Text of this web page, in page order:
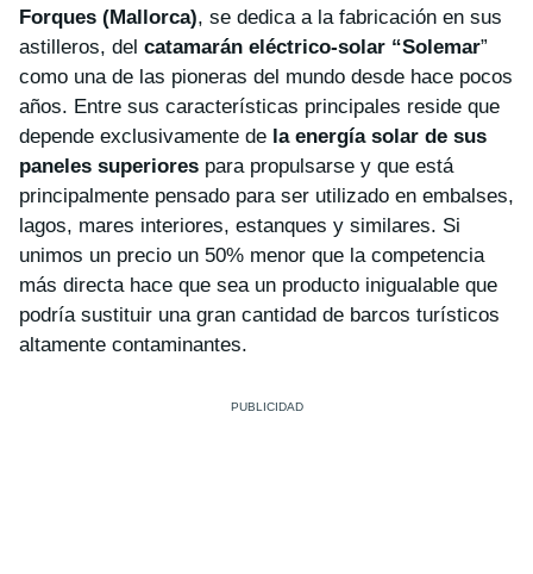
Forques (Mallorca), se dedica a la fabricación en sus
astilleros, del catamarán eléctrico-solar “Solemar”
como una de las pioneras del mundo desde hace pocos
años. Entre sus características principales reside que
depende exclusivamente de la energía solar de sus
paneles superiores para propulsarse y que está
principalmente pensado para ser utilizado en embalses,
lagos, mares interiores, estanques y similares. Si
unimos un precio un 50% menor que la competencia
más directa hace que sea un producto inigualable que
podría sustituir una gran cantidad de barcos turísticos
altamente contaminantes.